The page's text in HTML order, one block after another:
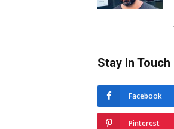
Stay In Touch
Facebook
Pinterest